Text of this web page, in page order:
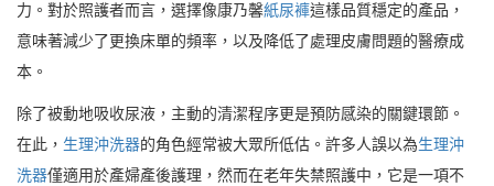
力。對於照護者而言，選擇像康乃馨紙尿褲這樣品質穩定的產品，
意味著減少了更換床單的頻率，以及降低了處理皮膚問題的醫療成
本。
除了被動地吸收尿液，主動的清潔程序更是預防感染的關鍵環節。
在此， 生理沖洗器的角色經常被大眾所低估。許多人誤以為生理沖
洗器僅適用於產婦產後護理，然而在老年失禁照護中，它是一項不